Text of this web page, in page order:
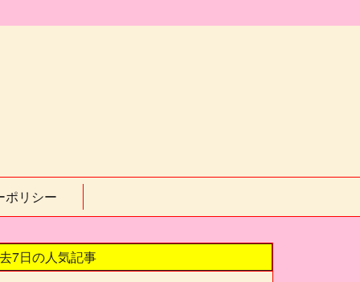
ポリシー
7日の人気記事